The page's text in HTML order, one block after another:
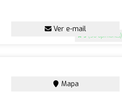
5 (50 opiniones)
Ver e-mail
Mapa